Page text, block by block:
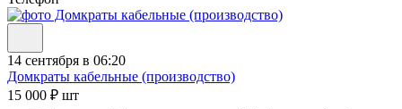
14 сентября в 06:20
Домкраты кабельные (производство)
15 000 ₽ шт